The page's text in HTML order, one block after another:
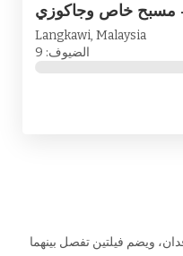
- مسبح خاص وجاكوزي
Langkawi, Malaysia
الضيوف: 9
فريد يمتد على مساحة تقارب 1.6 فدان، ويضم فيلتين تفصل بينهما